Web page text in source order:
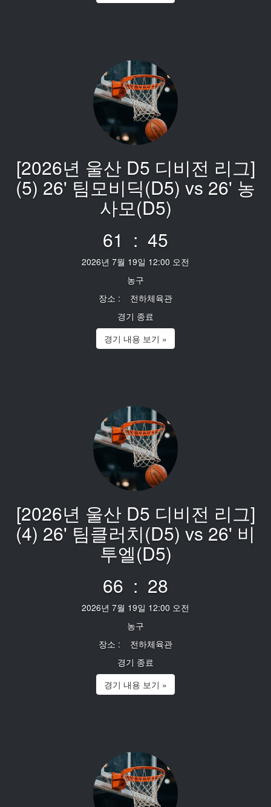
[2026년 울산 D5 디비전 리그]
(5) 26' 팀모비딕(D5) vs 26' 농
사모(D5)
61 : 45
2026년 7월 19일 12:00 오전
농구
장소 : 전하체육관
경기 종료
경기 내용 보기 »
[2026년 울산 D5 디비전 리그]
(4) 26' 팀클러치(D5) vs 26' 비
투엘(D5)
66 : 28
2026년 7월 19일 12:00 오전
농구
장소 : 전하체육관
경기 종료
경기 내용 보기 »